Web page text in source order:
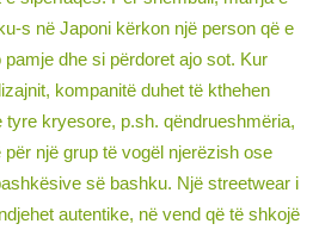
s në Japoni kërkon një person që e
dhe si përdoret ajo sot. Kur
kompanitë duhet të kthehen
kryesore, p.sh. qëndrueshmëria,
një grup të vogël njerëzish ose
së bashku. Një streetwear i
autentike, në vend që të shkojë